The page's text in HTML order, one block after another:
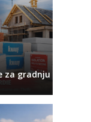
za gradnju